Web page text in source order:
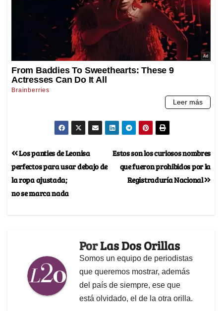
Estos son los curiosos nombres
que fueron prohibidos por la
Registraduría Nacional
Los panties de Leonisa
perfectos para usar debajo de
la ropa ajustada;
no se marca nada
PorLas Dos Orillas
Somos un equipo de periodistas
que queremos mostrar, además
del país de siempre, ese que
está olvidado, el de la otra orilla.